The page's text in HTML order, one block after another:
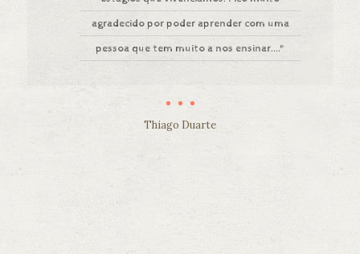
agradecido por poder aprender com uma
pessoa que tem muito a nos ensinar...."
Thiago Duarte